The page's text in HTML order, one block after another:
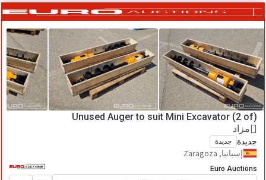
Unused Auger to suit Mini Excavator (2 of)
مزاد
جديدة جديدة
إسبانيا, Zaragoza
Euro Auctions